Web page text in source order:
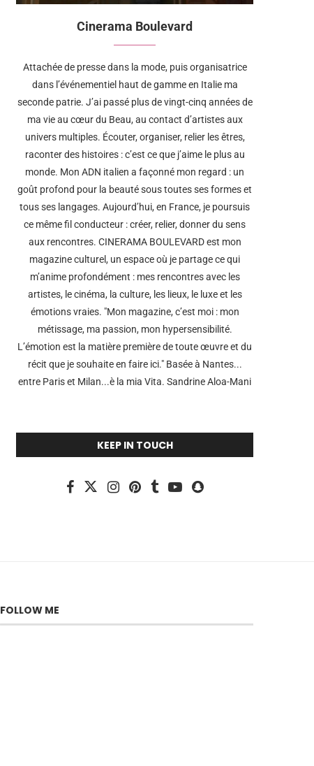
MARTIN LUTHER KING VS FBI nelle
sale il...
11 Febbraio 2022
E’ andato tutto bene, il
film di...
12 Gennaio 2022
Cinerama Boulevard
Attachée de presse dans la mode, puis organisatrice
dans l’événementiel haut de gamme en Italie ma
seconde patrie. J’ai passé plus de vingt-cinq années de
ma vie au cœur du Beau, au contact d’artistes aux
univers multiples. Écouter, organiser, relier les êtres,
raconter des histoires : c’est ce que j’aime le plus au
monde. Mon ADN italien a façonné mon regard : un
goût profond pour la beauté sous toutes ses formes et
tous ses langages. Aujourd’hui, en France, je poursuis
ce même fil conducteur : créer, relier, donner du sens
aux rencontres. CINERAMA BOULEVARD est mon
magazine culturel, un espace où je partage ce qui
m’anime profondément : mes rencontres avec les
artistes, le cinéma, la culture, les lieux, le luxe et les
émotions vraies. "Mon magazine, c’est moi : mon
métissage, ma passion, mon hypersensibilité.
L’émotion est la matière première de toute œuvre et du
récit que je souhaite en faire ici." Basée à Nantes...
entre Paris et Milan...è la mia Vita. Sandrine Aloa-Mani
KEEP IN TOUCH
FOLLOW ME